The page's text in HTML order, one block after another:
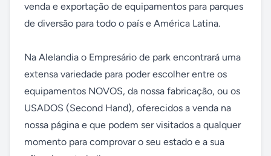
venda e exportação de equipamentos para parques
de diversão para todo o país e América Latina.
Na Alelandia o Empresário de park encontrará uma
extensa variedade para poder escolher entre os
equipamentos NOVOS, da nossa fabricação, ou os
USADOS (Second Hand), oferecidos a venda na
nossa página e que podem ser visitados a qualquer
momento para comprovar o seu estado e a sua